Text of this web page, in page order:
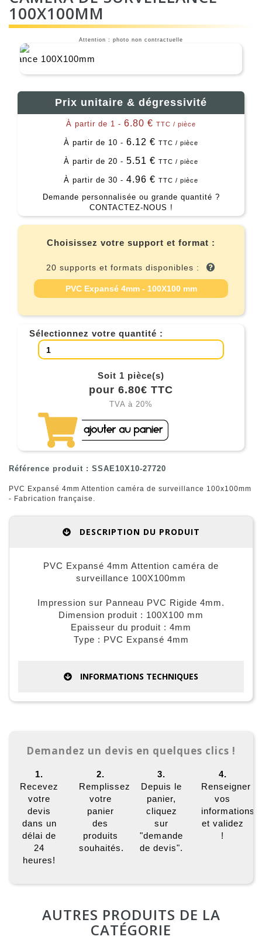
100X100MM
Attention : photo non contractuelle
Prix unitaire & dégressivité
À partir de 1 - 6.80 € TTC / pièce
À partir de 10 - 6.12 € TTC / pièce
À partir de 20 - 5.51 € TTC / pièce
À partir de 30 - 4.96 € TTC / pièce
Demande personnalisée ou grande quantité ?
CONTACTEZ-NOUS !
Choisissez votre support et format :
20 supports et formats disponibles :
PVC Expansé 4mm - 100X100 mm
Sélectionnez votre quantité :
Soit 1 pièce(s)
pour 6.80€ TTC
TVA à 20%
Référence produit : SSAE10X10-27720
PVC Expansé 4mm Attention caméra de surveillance 100x100mm
- Fabrication française.
DESCRIPTION DU PRODUIT
PVC Expansé 4mm Attention caméra de
surveillance 100X100mm
Impression sur Panneau PVC Rigide 4mm.
Dimension produit : 100X100 mm
Epaisseur du produit : 4mm
Type : PVC Expansé 4mm
INFORMATIONS TECHNIQUES
Demandez un devis en quelques clics !
1.
Recevez
votre
devis
dans un
délai de
24
heures!
2.
Remplissez
votre
panier
des
produits
souhaités.
3.
Depuis le
panier,
cliquez
sur
"demande
de devis".
4.
Renseigner
vos
informations
et validez
!
AUTRES PRODUITS DE LA
CATÉGORIE